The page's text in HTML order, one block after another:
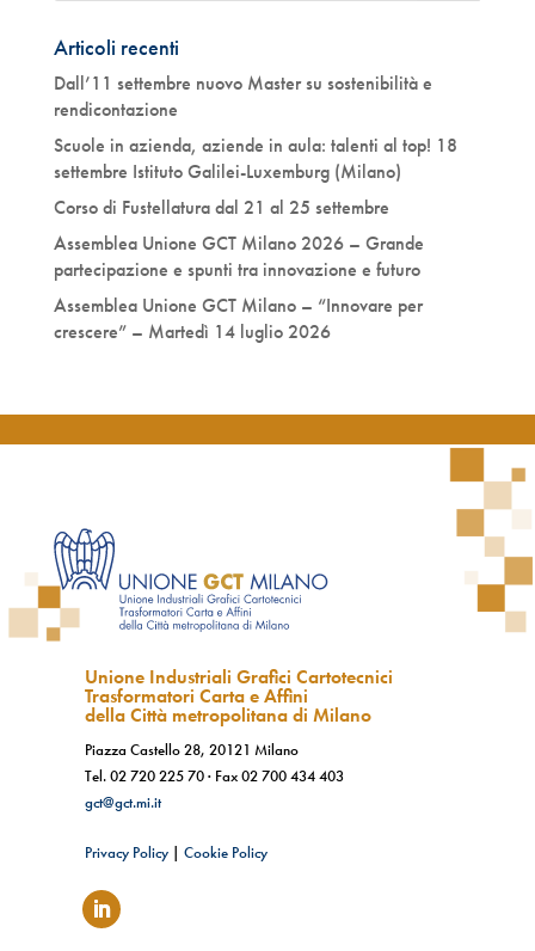
Articoli recenti
Dall’11 settembre nuovo Master su sostenibilità e
rendicontazione
Scuole in azienda, aziende in aula: talenti al top! 18
settembre Istituto Galilei-Luxemburg (Milano)
Corso di Fustellatura dal 21 al 25 settembre
Assemblea Unione GCT Milano 2026 – Grande
partecipazione e spunti tra innovazione e futuro
Assemblea Unione GCT Milano – “Innovare per
crescere” – Martedì 14 luglio 2026
Unione Industriali Grafici Cartotecnici
Trasformatori Carta e Affini
della Città metropolitana di Milano
Piazza Castello 28, 20121 Milano
Tel.02 720 225 70· Fax02 700 434 403
gct@gct.mi.it
Privacy Policy| Cookie Policy